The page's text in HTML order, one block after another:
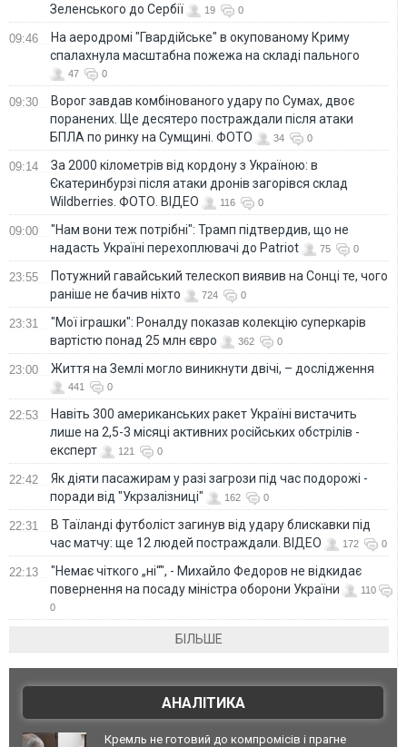
Зеленського до Сербії
19 0
09:46
На аеродромі "Гвардійське" в окупованому Криму
спалахнула масштабна пожежа на складі пального
47 0
09:30
Ворог завдав комбінованого удару по Сумах, двоє
поранених. Ще десятеро постраждали після атаки
БПЛА по ринку на Сумщині. ФОТО
34 0
09:14
За 2000 кілометрів від кордону з Україною: в
Єкатеринбурзі після атаки дронів загорівся склад
Wildberries. ФОТО. ВІДЕО
116 0
09:00
"Нам вони теж потрібні": Трамп підтвердив, що не
надасть Україні перехоплювачі до Patriot
75 0
23:55
Потужний гавайський телескоп виявив на Сонці те, чого
раніше не бачив ніхто
724 0
23:31
"Мої іграшки": Роналду показав колекцію суперкарів
вартістю понад 25 млн євро
362 0
23:00 Життя на Землі могло виникнути двічі, – дослідження
441 0
22:53
Навіть 300 американських ракет Україні вистачить
лише на 2,5-3 місяці активних російських обстрілів -
експерт
121 0
22:42
Як діяти пасажирам у разі загрози під час подорожі -
поради від "Укрзалізниці"
162 0
22:31
В Таїланді футболіст загинув від удару блискавки під
час матчу: ще 12 людей постраждали. ВІДЕО
172 0
22:13
"Немає чіткого „ні“", - Михайло Федоров не відкидає
повернення на посаду міністра оборони України
110
0
БІЛЬШЕ
АНАЛІТИКА
Кремль не готовий до компромісів і прагне